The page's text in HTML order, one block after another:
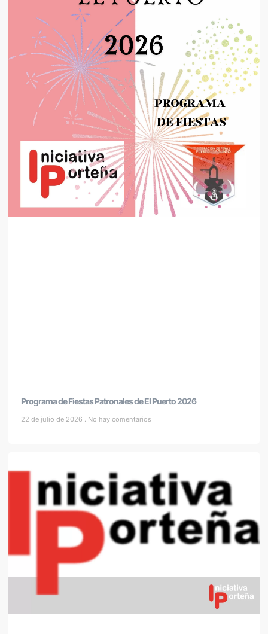
Programa de Fiestas Patronales de El Puerto 2026
22 de julio de 2026 No hay comentarios